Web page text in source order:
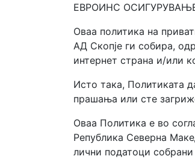
ЕВРОИНС ОСИГУРУВАЊЕ
Оваа политика на
АД Скопје ги собира,
интернет страна и/или
Исто така, Политиката
прашања или сте
Оваа Политика е во
Република Северна
лични податоци